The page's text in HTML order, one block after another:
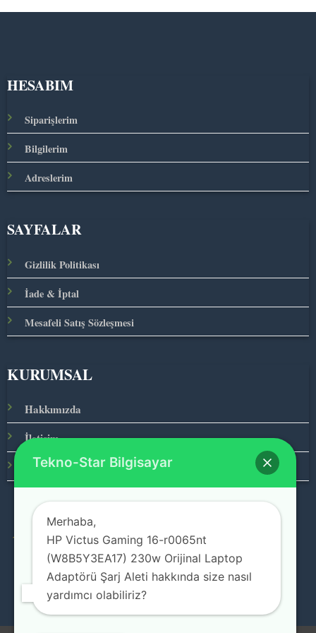
HESABIM
Siparişlerim
Bilgilerim
Adreslerim
SAYFALAR
Gizlilik Politikası
İade & İptal
Mesafeli Satış Sözleşmesi
KURUMSAL
Hakkımızda
İletişim
Ana Sayfa
© 2026 Teknolojinin Starı
Tekno-Star Bilgisayar
Merhaba,
HP Victus Gaming 16-r0065nt
(W8B5Y3EA17) 230w Orijinal Laptop
Adaptörü Şarj Aleti hakkında size nasıl
yardımcı olabiliriz?